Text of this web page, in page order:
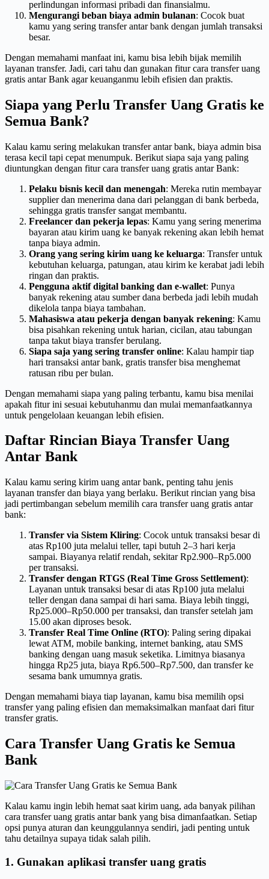
perlindungan informasi pribadi dan finansialmu.
Mengurangi beban biaya admin bulanan: Cocok buat
kamu yang sering transfer antar bank dengan jumlah transaksi
besar.
Dengan memahami manfaat ini, kamu bisa lebih bijak memilih
layanan transfer. Jadi, cari tahu dan gunakan fitur cara transfer uang
gratis antar Bank agar keuanganmu lebih efisien dan praktis.
Siapa yang Perlu Transfer Uang Gratis ke
Semua Bank?
Kalau kamu sering melakukan transfer antar bank, biaya admin bisa
terasa kecil tapi cepat menumpuk. Berikut siapa saja yang paling
diuntungkan dengan fitur cara transfer uang gratis antar Bank:
Pelaku bisnis kecil dan menengah: Mereka rutin membayar
supplier dan menerima dana dari pelanggan di bank berbeda,
sehingga gratis transfer sangat membantu.
Freelancer dan pekerja lepas: Kamu yang sering menerima
bayaran atau kirim uang ke banyak rekening akan lebih hemat
tanpa biaya admin.
Orang yang sering kirim uang ke keluarga: Transfer untuk
kebutuhan keluarga, patungan, atau kirim ke kerabat jadi lebih
ringan dan praktis.
Pengguna aktif digital banking dan e-wallet: Punya
banyak rekening atau sumber dana berbeda jadi lebih mudah
dikelola tanpa biaya tambahan.
Mahasiswa atau pekerja dengan banyak rekening: Kamu
bisa pisahkan rekening untuk harian, cicilan, atau tabungan
tanpa takut biaya transfer berulang.
Siapa saja yang sering transfer online: Kalau hampir tiap
hari transaksi antar bank, gratis transfer bisa menghemat
ratusan ribu per bulan.
Dengan memahami siapa yang paling terbantu, kamu bisa menilai
apakah fitur ini sesuai kebutuhanmu dan mulai memanfaatkannya
untuk pengelolaan keuangan lebih efisien.
Daftar Rincian Biaya Transfer Uang
Antar Bank
Kalau kamu sering kirim uang antar bank, penting tahu jenis
layanan transfer dan biaya yang berlaku. Berikut rincian yang bisa
jadi pertimbangan sebelum memilih cara transfer uang gratis antar
bank:
Transfer via Sistem Kliring: Cocok untuk transaksi besar di
atas Rp100 juta melalui teller, tapi butuh 2–3 hari kerja
sampai. Biayanya relatif rendah, sekitar Rp2.900–Rp5.000
per transaksi.
Transfer dengan RTGS (Real Time Gross Settlement):
Layanan untuk transaksi besar di atas Rp100 juta melalui
teller dengan dana sampai di hari sama. Biaya lebih tinggi,
Rp25.000–Rp50.000 per transaksi, dan transfer setelah jam
15.00 akan diproses besok.
Transfer Real Time Online (RTO): Paling sering dipakai
lewat ATM, mobile banking, internet banking, atau SMS
banking dengan uang masuk seketika. Limitnya biasanya
hingga Rp25 juta, biaya Rp6.500–Rp7.500, dan transfer ke
sesama bank umumnya gratis.
Dengan memahami biaya tiap layanan, kamu bisa memilih opsi
transfer yang paling efisien dan memaksimalkan manfaat dari fitur
transfer gratis.
Cara Transfer Uang Gratis ke Semua
Bank
Kalau kamu ingin lebih hemat saat kirim uang, ada banyak pilihan
cara transfer uang gratis antar bank yang bisa dimanfaatkan. Setiap
opsi punya aturan dan keunggulannya sendiri, jadi penting untuk
tahu detailnya supaya tidak salah pilih.
1. Gunakan aplikasi transfer uang gratis